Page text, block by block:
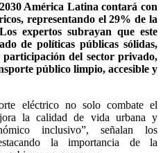
América Latina contará con
representando el 29% de la
expertos subrayan que este
de políticas públicas sólidas,
del sector privado,
público limpio, accesible y
eléctrico no solo combate el
la calidad de vida urbana y
inclusivo”, señalan los
la importancia de la